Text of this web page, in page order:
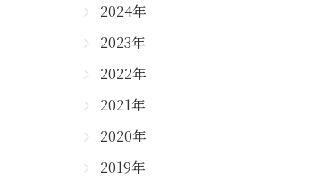
2024年
2023年
2022年
2021年
2020年
2019年